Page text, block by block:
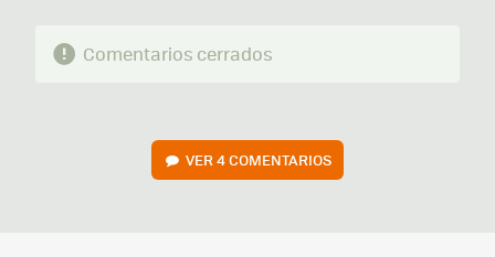
Comentarios cerrados
VER4 COMENTARIOS